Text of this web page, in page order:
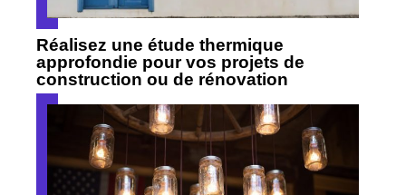
Réalisez une étude thermique
approfondie pour vos projets de
construction ou de rénovation